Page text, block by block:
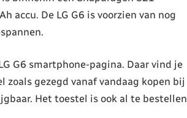
accu. De LG G6 is voorzien van nog
G6 smartphone-pagina. Daar vind je
gezegd vanaf vandaag kopen bij
Het toestel is ook al te bestellen